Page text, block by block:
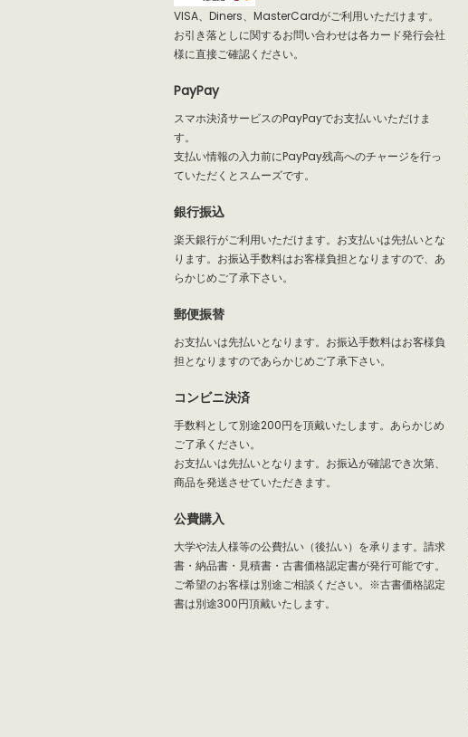
VISA、Diners、MasterCardがご利用いただけます。
お引き落としに関するお問い合わせは各カード発行会社
様に直接ご確認ください。
PayPay
スマホ決済サービスのPayPayでお支払いいただけま
す。
支払い情報の入力前にPayPay残高へのチャージを行っ
ていただくとスムーズです。
銀行振込
楽天銀行がご利用いただけます。お支払いは先払いとな
ります。お振込手数料はお客様負担となりますので、あ
らかじめご了承下さい。
郵便振替
お支払いは先払いとなります。お振込手数料はお客様負
担となりますのであらかじめご了承下さい。
コンビニ決済
手数料として別途200円を頂戴いたします。あらかじめ
ご了承ください。
お支払いは先払いとなります。お振込が確認でき次第、
商品を発送させていただきます。
公費購入
大学や法人様等の公費払い（後払い）を承ります。請求
書・納品書・見積書・古書価格認定書が発行可能です。
ご希望のお客様は別途ご相談ください。※古書価格認定
書は別途300円頂戴いたします。